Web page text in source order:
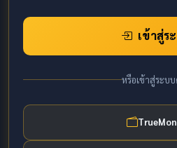
เข้าสู่ร
หรือเข้าสู่ระบ